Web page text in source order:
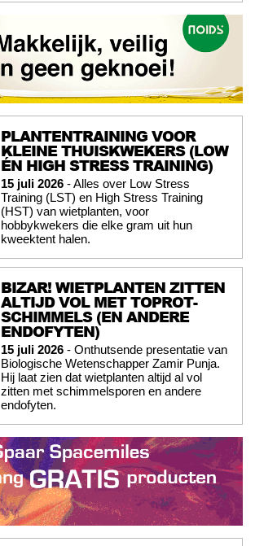
PLANTENTRAINING VOOR
KLEINE THUISKWEKERS (LOW
ÉN HIGH STRESS TRAINING)
15 juli 2026 - Alles over Low Stress
Training (LST) en High Stress Training
(HST) van wietplanten, voor
hobbykwekers die elke gram uit hun
kweektent halen.
BIZAR! WIETPLANTEN ZITTEN
ALTIJD VOL MET TOPROT-
SCHIMMELS (EN ANDERE
ENDOFYTEN)
15 juli 2026 - Onthutsende presentatie van
Biologische Wetenschapper Zamir Punja.
Hij laat zien dat wietplanten altijd al vol
zitten met schimmelsporen en andere
endofyten.